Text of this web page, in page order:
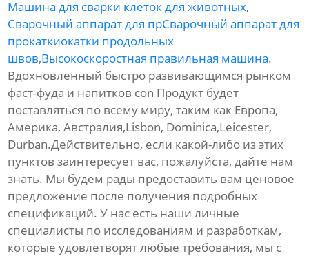
Машина для сварки клеток для животных,
Сварочный аппарат для прСварочный аппарат для
прокаткиокатки продольных
швов,Высокоскоростная правильная машина.
Вдохновленный быстро развивающимся рынком
фаст-фуда и напитков con Продукт будет
поставляться по всему миру, таким как Европа,
Америка, Австралия,Lisbon, Dominica,Leicester,
Durban.Действительно, если какой-либо из этих
пунктов заинтересует вас, пожалуйста, дайте нам
знать. Мы будем рады предоставить вам ценовое
предложение после получения подробных
спецификаций. У нас есть наши личные
специалисты по исследованиям и разработкам,
которые удовлетворят любые требования, мы с